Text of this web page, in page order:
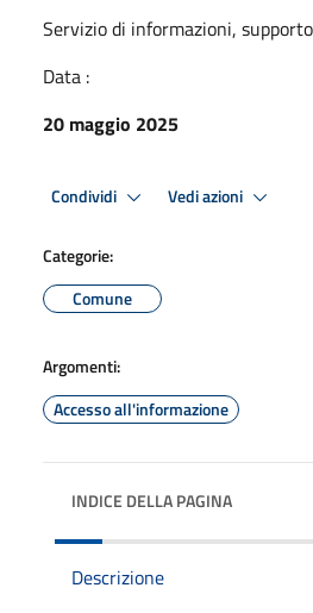
Servizio di informazioni,
Data :
20 maggio 2025
Condividi Vedi azioni
Categorie:
Comune
Argomenti:
Accesso all'informazione
INDICE DELLA PAGINA
Descrizione